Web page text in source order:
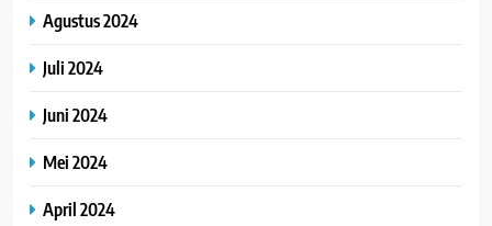
Agustus 2024
Juli 2024
Juni 2024
Mei 2024
April 2024